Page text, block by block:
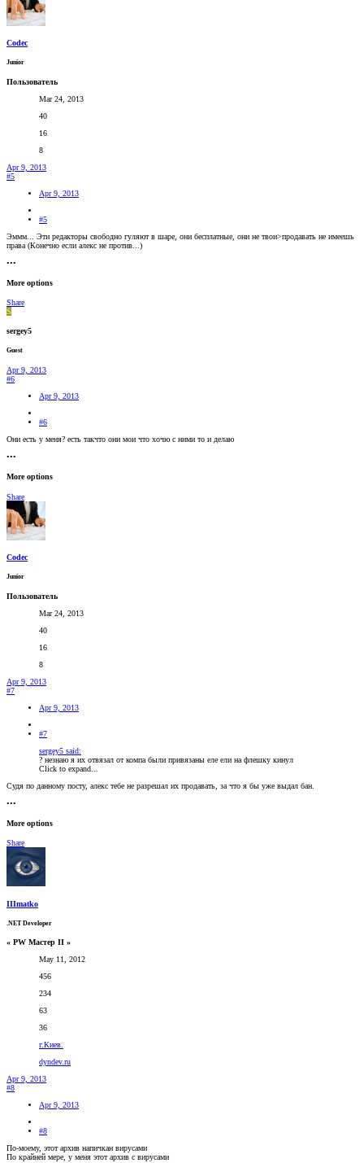
Codec
Junior
Пользователь
Mar 24, 2013
40
16
8
Apr 9, 2013
#5
Apr 9, 2013
#5
Эммм... Эти редакторы свободно гуляют в шаре, они бесплатные, они не твои>продавать не имеешь
права (Конечно если алекс не против...)
•••
More options
Share
S
sergey5
Guest
Apr 9, 2013
#6
Apr 9, 2013
#6
Они есть у меня? есть такчто они мои что хочю с ними то и делаю
•••
More options
Share
Codec
Junior
Пользователь
Mar 24, 2013
40
16
8
Apr 9, 2013
#7
Apr 9, 2013
#7
sergey5 said:
? незнаю я их отвязал от компа были привязаны еле ели на флешку кинул
Click to expand...
Судя по данному посту, алекс тебе не разрешал их продавать, за что я бы уже выдал бан.
•••
More options
Share
IIImatko
.NET Developer
« PW Мастер II »
May 11, 2012
456
234
63
36
г.Киев.
dyndev.ru
Apr 9, 2013
#8
Apr 9, 2013
#8
По-моему, этот архив напичкан вирусами
По крайней мере, у меня этот архив с вирусами